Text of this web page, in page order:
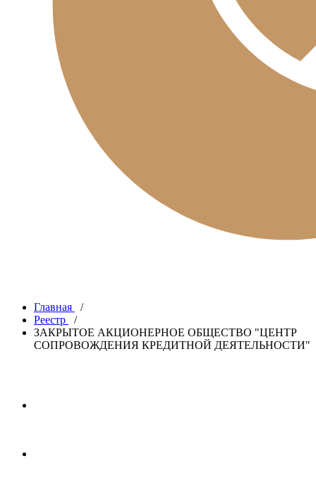
Главная
/
Реестр
/
ЗАКРЫТОЕ АКЦИОНЕРНОЕ ОБЩЕСТВО "ЦЕНТР
СОПРОВОЖДЕНИЯ КРЕДИТНОЙ ДЕЯТЕЛЬНОСТИ"